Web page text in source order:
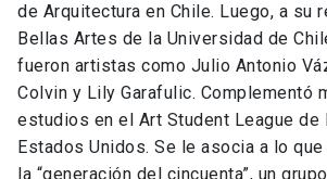
de Arquitectura en Chile. Luego, a su
Bellas Artes de la Universidad de
fueron artistas como Julio Antonio
Colvin y Lily Garafulic. Complementó
estudios en el Art Student League de
Estados Unidos. Se le asocia a lo
la “generación del cincuenta”, un